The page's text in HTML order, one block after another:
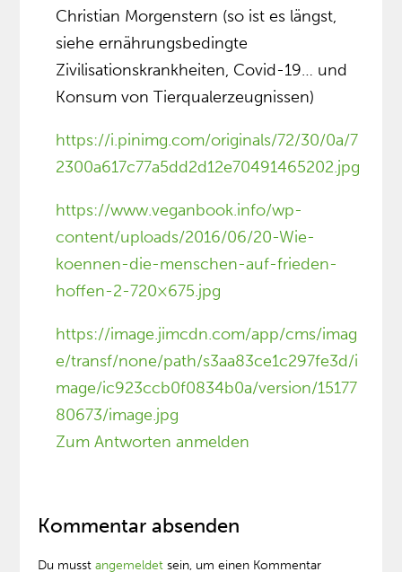
Christian Morgenstern (so ist es längst,
siehe ernährungsbedingte
Zivilisationskrankheiten, Covid-19… und
Konsum von Tierqualerzeugnissen)
https://i.pinimg.com/originals/72/30/0a/7
2300a617c77a5dd2d12e70491465202.jpg
https://www.veganbook.info/wp-
content/uploads/2016/06/20-Wie-
koennen-die-menschen-auf-frieden-
hoffen-2-720×675.jpg
https://image.jimcdn.com/app/cms/imag
e/transf/none/path/s3aa83ce1c297fe3d/i
mage/ic923ccb0f0834b0a/version/15177
80673/image.jpg
Zum Antworten anmelden
Kommentar absenden
Du musstangemeldet sein, um einen Kommentar